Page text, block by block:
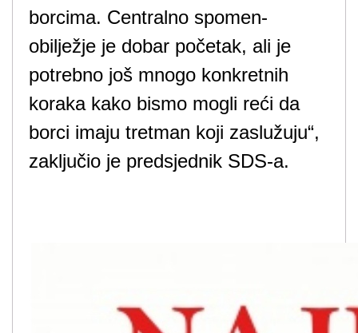
borcima. Centralno spomen-
obilježje je dobar početak, ali je
potrebno još mnogo konkretnih
koraka kako bismo mogli reći da
borci imaju tretman koji zaslužuju“,
zaključio je predsjednik SDS-a.